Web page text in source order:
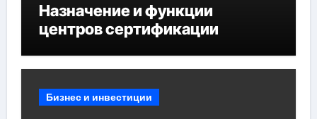
Назначение и функции
центров сертификации
Бизнес и инвестиции